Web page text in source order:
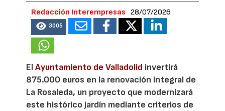
Redacción Interempresas 28/07/2026
3005
ElAyuntamiento de Valladolid invertirá
875.000 euros en la renovación integral de
La Rosaleda, un proyecto que modernizará
este histórico jardín mediante criterios de